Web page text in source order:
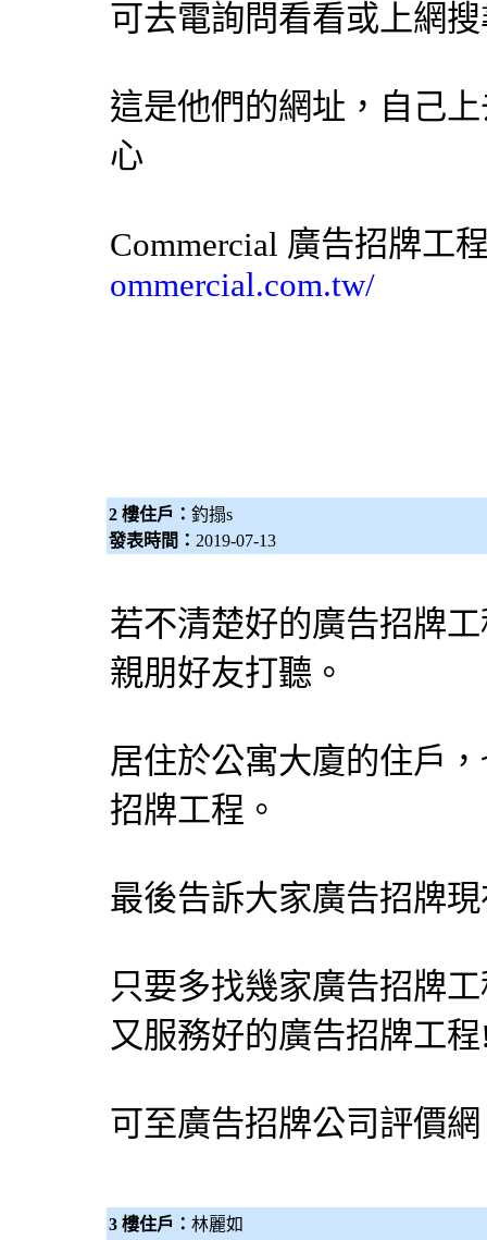
可去電詢問看看或上網
這是他們的網址，自己
心
Commercial 廣告招牌工
ommercial.com.tw/
2 樓住戶： 釣搨s
發表時間： 2019-07-13
若不清楚好的廣告招牌
親朋好友打聽。
居住於公寓大廈的住戶
招牌工程。
最後告訴大家廣告招牌
只要多找幾家廣告招牌
又服務好的廣告招牌工
可至廣告招牌公司評價網
3 樓住戶： 林麗如